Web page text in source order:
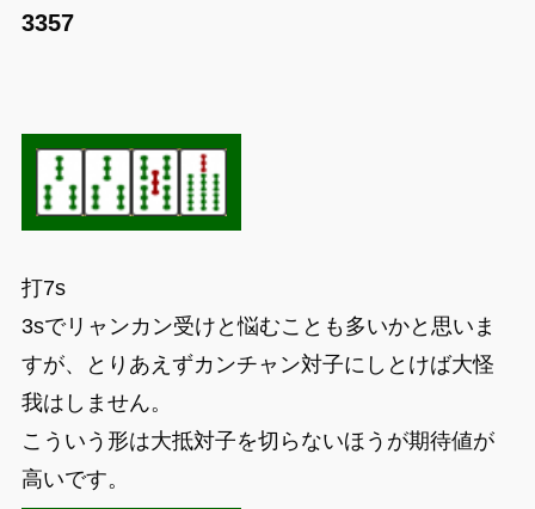
3357
打7s
3sでリャンカン受けと悩むことも多いかと思いま
すが、とりあえずカンチャン対子にしとけば大怪
我はしません。
こういう形は大抵対子を切らないほうが期待値が
高いです。